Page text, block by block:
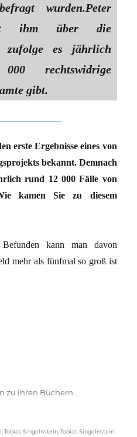
wurden.Peter
ihm über die
zufolge es jährlich
rechtswidrige
gibt.
erste Ergebnisse eines von
bekannt. Demnach
rund 12 000 Fälle von
kamen Sie zu diesem
kann man davon
mehr als fünfmal so groß ist
entwickeln“
zu ihren Büchern
,Tobias Singelnstein ,Tobias Singelnstein